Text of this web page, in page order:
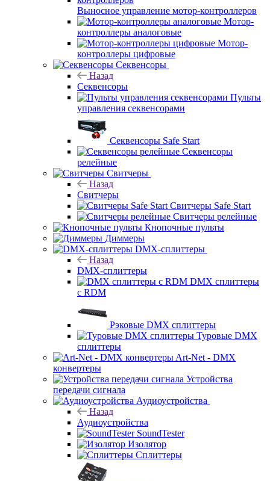
Выносное управление мотор-контроллеров
Мотор-
контроллеры аналоговые
Мотор-
контроллеры цифровые
Секвенсоры
Назад
Секвенсоры
Пульты
управления секвенсорами
Секвенсоры Safe Start
Секвенсоры
релейные
Свитчеры
Назад
Свитчеры
Свитчеры Safe Start
Свитчеры релейные
Кнопочные пульты
Диммеры
DMX-сплиттеры
Назад
DMX-сплиттеры
DMX сплиттеры
с RDM
Рэковые DMX сплиттеры
Туровые DMX
сплиттеры
Art-Net - DMX
конвертеры
Устройства
передачи сигнала
Аудиоустройства
Назад
Аудиоустройства
SoundTester
Изолятор
Сплиттеры